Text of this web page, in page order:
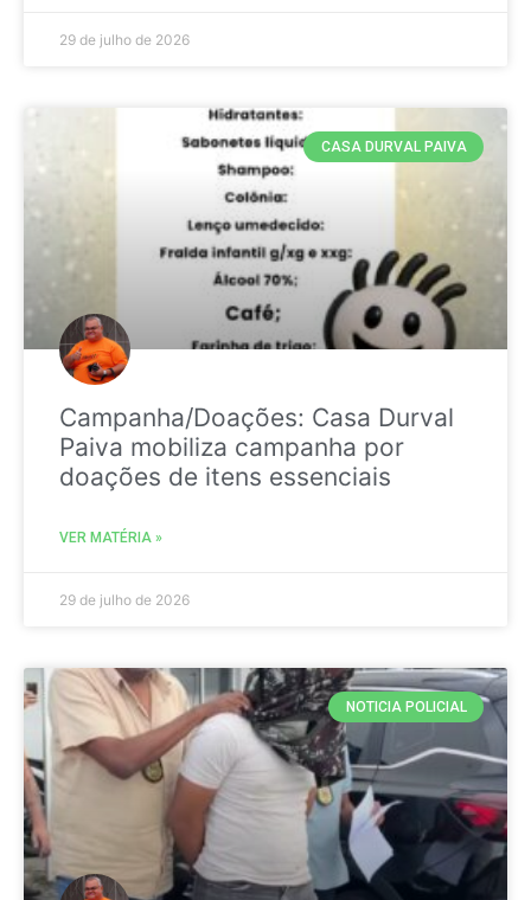
29 de julho de 2026
CASA DURVAL PAIVA
Campanha/Doações: Casa Durval
Paiva mobiliza campanha por
doações de itens essenciais
VER MATÉRIA »
29 de julho de 2026
NOTICIA POLICIAL